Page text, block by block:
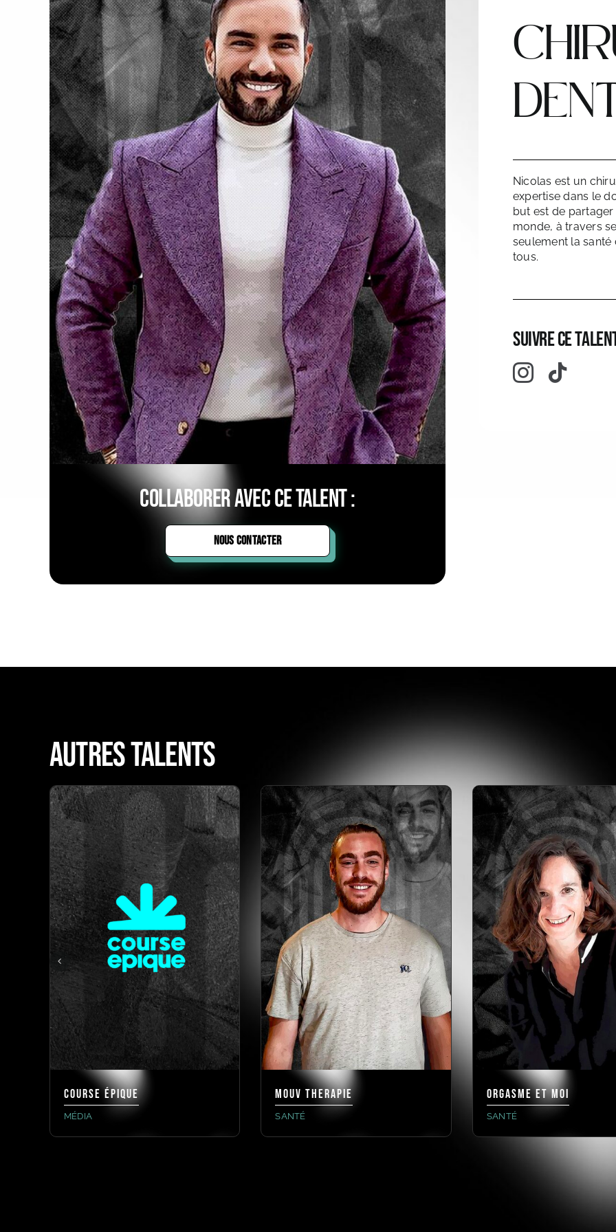
Collaborer avec ce talent :
NOUS CONTACTER
Nicolas est un
expertise dans le
but est de
monde, à travers
seulement la santé
tous.
Suivre ce
AUTRES TALENTS
Course Épique
MÉDIA
MOUV THERAPIE
SANTÉ
ORGASME ET MOI
SANTÉ